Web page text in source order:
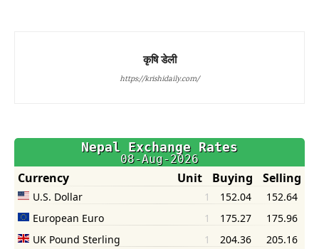
कृषि डेली
https://krishidaily.com/